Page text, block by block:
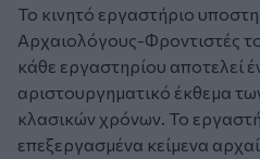
Το κινητό εργαστήριο
Αρχαιολόγους-Φροντιστές
κάθε εργαστηρίου αποτελεί
αριστουργηματικό έκθεμα
κλασικών χρόνων. Το
επεξεργασμένα κείμενα